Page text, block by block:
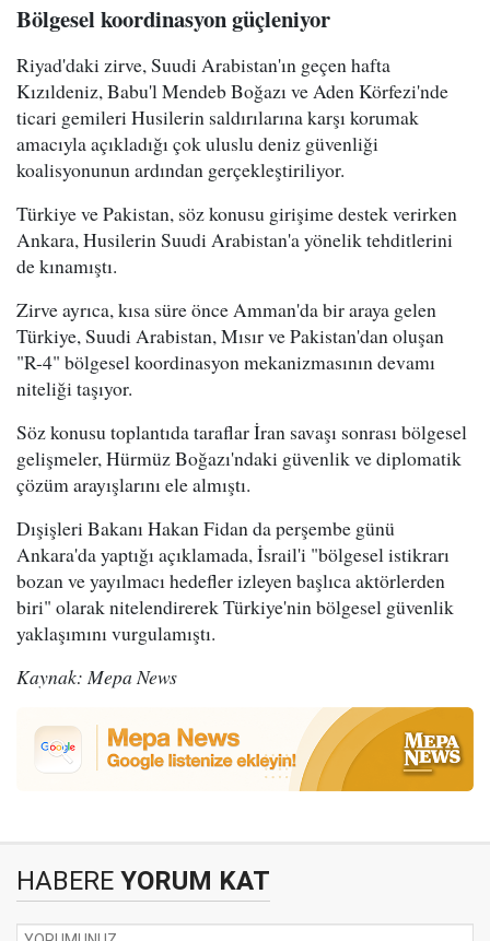
Bölgesel koordinasyon güçleniyor
Riyad'daki zirve, Suudi Arabistan'ın geçen hafta
Kızıldeniz, Babu'l Mendeb Boğazı ve Aden Körfezi'nde
ticari gemileri Husilerin saldırılarına karşı korumak
amacıyla açıkladığı çok uluslu deniz güvenliği
koalisyonunun ardından gerçekleştiriliyor.
Türkiye ve Pakistan, söz konusu girişime destek verirken
Ankara, Husilerin Suudi Arabistan'a yönelik tehditlerini
de kınamıştı.
Zirve ayrıca, kısa süre önce Amman'da bir araya gelen
Türkiye, Suudi Arabistan, Mısır ve Pakistan'dan oluşan
"R-4" bölgesel koordinasyon mekanizmasının devamı
niteliği taşıyor.
Söz konusu toplantıda taraflar İran savaşı sonrası bölgesel
gelişmeler, Hürmüz Boğazı'ndaki güvenlik ve diplomatik
çözüm arayışlarını ele almıştı.
Dışişleri Bakanı Hakan Fidan da perşembe günü
Ankara'da yaptığı açıklamada, İsrail'i "bölgesel istikrarı
bozan ve yayılmacı hedefler izleyen başlıca aktörlerden
biri" olarak nitelendirerek Türkiye'nin bölgesel güvenlik
yaklaşımını vurgulamıştı.
Kaynak: Mepa News
HABERE YORUM KAT